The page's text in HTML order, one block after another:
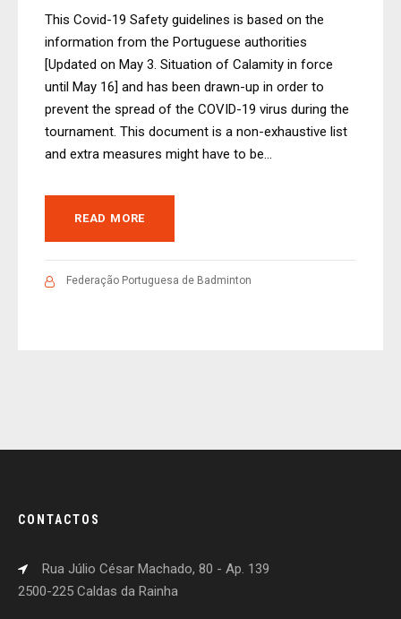
This Covid-19 Safety guidelines is based on the
information from the Portuguese authorities
[Updated on May 3. Situation of Calamity in force
until May 16] and has been drawn-up in order to
prevent the spread of the COVID-19 virus during the
tournament. This document is a non-exhaustive list
and extra measures might have to be...
READ MORE
Federação Portuguesa de Badminton
CONTACTOS
Rua Júlio César Machado, 80 - Ap. 139
2500-225 Caldas da Rainha